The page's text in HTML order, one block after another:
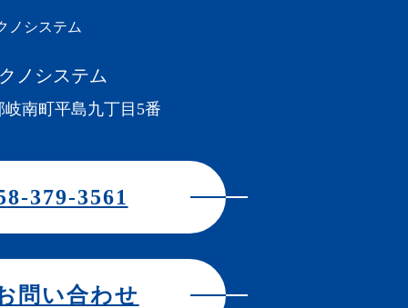
ノシステム
南町平島九丁目5番
問い合わせ